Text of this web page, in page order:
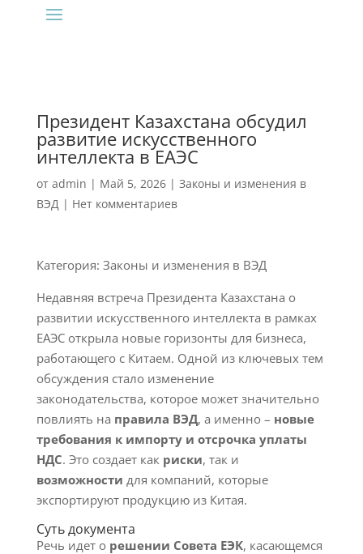
Президент Казахстана обсудил
развитие искусственного
интеллекта в ЕАЭС
от admin | Май 5, 2026| Законы и изменения в
ВЭД| Нет комментариев
Категория: Законы и изменения в ВЭД
Недавняя встреча Президента Казахстана о
развитии искусственного интеллекта в рамках
ЕАЭС открыла новые горизонты для бизнеса,
работающего с Китаем. Одной из ключевых тем
обсуждения стало изменение
законодательства, которое может значительно
повлиять на правила ВЭД, а именно – новые
требования к импорту и отсрочка уплаты
НДС. Это создает как риски, так и
возможности для компаний, которые
экспортируют продукцию из Китая.
Суть документа
Речь идет о решении Совета ЕЭК, касающемся